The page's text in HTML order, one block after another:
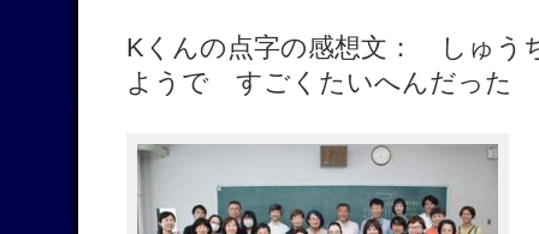
Kくんの点字の感想文： しゅう
ようで すごくたいへんだった